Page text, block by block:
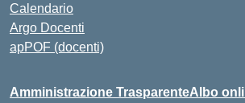
Calendario
Argo Docenti
apPOF (docenti)
Amministrazione TrasparenteAlbo